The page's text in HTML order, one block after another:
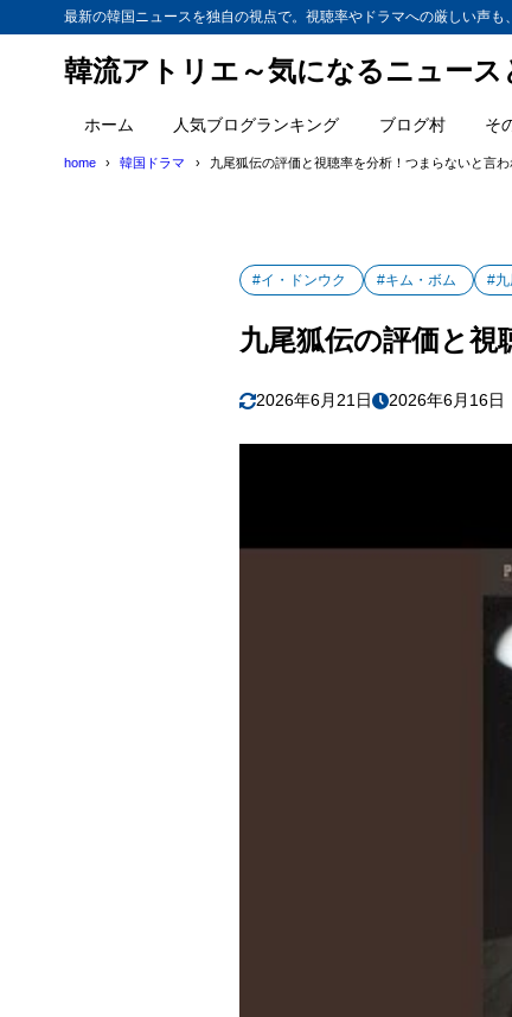
最新の韓国ニュースを独自の視点で。視聴率やドラマへの厳しい声も
韓流アトリエ～気になるニュー
ホーム 人気ブログランキング ブログ村 そ
home 韓国ドラマ 九尾狐伝の評価と視聴率を分析！つまらないと言
#イ・ドンウク #キム・ボム #九
九尾狐伝の評価と
2026年6月21日 2026年6月16日